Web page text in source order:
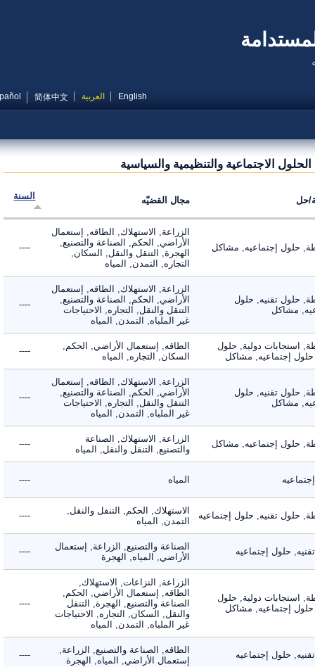
English العربية 简体中文
Español
الاجتماعية والتنظيمية والسياسية
مجال القضيّه السنة
حلول إجتماعيه, مشاكل
الزراعة, الاستهلاك, الطاقه, إستعمال
الأراضي, الحكم, الصناعة والتصنيع,
الهجرة, التنقل والنقل, السكان,
التجاره, التمدن, المياه
----
حلول تقنيه, حلول
مشاكل
الزراعة, الاستهلاك, الطاقه, إستعمال
الأراضي, الحكم, الصناعة والتصنيع,
التنقل والنقل, التجاره, الاحتياجات
غير الملباه, التمدن, المياه
----
استجابات دولية, حلول
إجتماعيه, مشاكل
الطاقه, إستعمال الأراضي, الحكم,
السكان, التجاره, المياه
----
حلول تقنيه, حلول
مشاكل
الزراعة, الاستهلاك, الطاقه, إستعمال
الأراضي, الحكم, الصناعة والتصنيع,
التنقل والنقل, التجاره, الاحتياجات
غير الملباه, التمدن, المياه
----
حلول إجتماعيه, مشاكل
الزراعة, الاستهلاك, الصناعة
والتصنيع, التنقل والنقل, المياه
----
المياه ----
حلول تقنيه, حلول إجتماعيه
الاستهلاك, الحكم, التنقل والنقل,
التمدن, المياه
----
حلول إجتماعيه
الصناعة والتصنيع, الزراعة, إستعمال
الأراضي, المياه, الهجرة
----
استجابات دولية, حلول
إجتماعيه, مشاكل
الزراعة, النزاعات, الاستهلاك,
الطاقه, إستعمال الأراضي, الحكم,
الصناعة والتصنيع, الهجرة, التنقل
والنقل, السكان, التجاره, الاحتياجات
غير الملباه, التمدن, المياه
----
حلول إجتماعيه
الطاقه, الصناعة والتصنيع, الزراعة,
إستعمال الأراضي, المياه, الهجرة
----